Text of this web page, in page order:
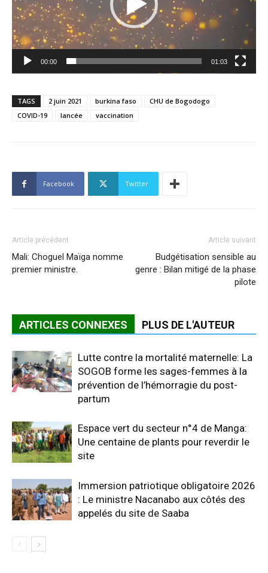
00:00 01:03
TAGS 2 juin 2021 burkina faso
CHU de Bogodogo
COVID-19
lancée vaccination
Facebook Twitter
Article précédent
Mali: Choguel Maïga nomme
premier ministre.
Article suivant
Budgétisation sensible au
genre : Bilan mitigé de la phase
pilote
ARTICLES CONNEXES PLUS DE L'AUTEUR
Lutte contre la mortalité maternelle: La
SOGOB forme les sages-femmes à la
prévention de l’hémorragie du post-
partum
Espace vert du secteur n°4 de Manga:
Une centaine de plants pour reverdir le
site
Immersion patriotique obligatoire 2026
: Le ministre Nacanabo aux côtés des
appelés du site de Saaba